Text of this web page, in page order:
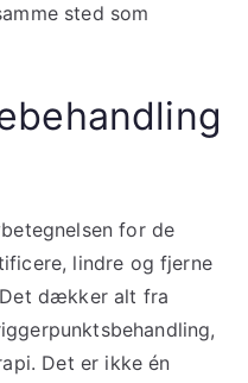
sted som
for de
lindre og fjerne
dækker alt fra
Det er ikke én